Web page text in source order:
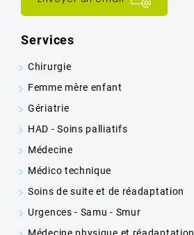
Services
Chirurgie
Femme mère enfant
Gériatrie
HAD - Soins palliatifs
Médecine
Médico technique
Soins de suite et de réadaptation
Urgences - Samu - Smur